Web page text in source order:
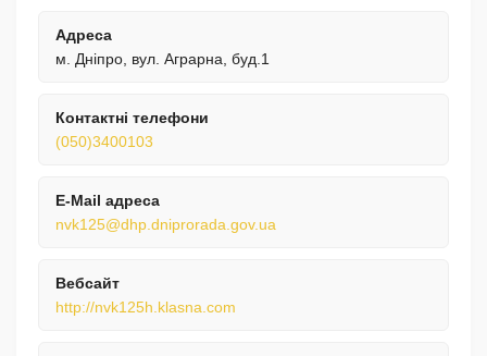
Адреса
м. Дніпро, вул. Аграрна, буд.1
Контактні телефони
(050)3400103
E-Mail адреса
nvk125@dhp.dniprorada.gov.ua
Вебсайт
http://nvk125h.klasna.com